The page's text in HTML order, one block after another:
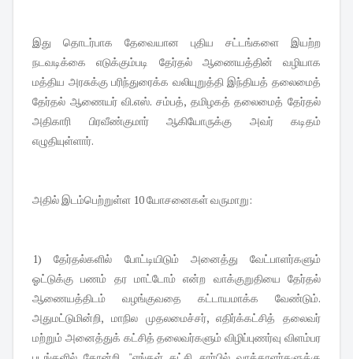
இது தொடர்பாக தேவையான புதிய சட்டங்களை இயற்ற
நடவடிக்கை எடுக்கும்படி தேர்தல் ஆணையத்தின் வழியாக
மத்திய அரசுக்கு பரிந்துரைக்க வலியுறுத்தி இந்தியத் தலைமைத்
தேர்தல் ஆணையர் வி.எஸ். சம்பத், தமிழகத் தலைமைத் தேர்தல்
அதிகாரி பிரவீண்குமார் ஆகியோருக்கு அவர் கடிதம்
எழுதியுள்ளார்.
அதில் இடம்பெற்றுள்ள 10 யோசனைகள் வருமாறு:
1) தேர்தல்களில் போட்டியிடும் அனைத்து வேட்பாளர்களும்
ஓட்டுக்கு பணம் தர மாட்டோம் என்ற வாக்குறுதியை தேர்தல்
ஆணையத்திடம் வழங்குவதை கட்டாயமாக்க வேண்டும்.
அதுமட்டுமின்றி, மாநில முதலமைச்சர், எதிர்க்கட்சித் தலைவர்
மற்றும் அனைத்துக் கட்சித் தலைவர்களும் விழிப்புணர்வு விளம்பர